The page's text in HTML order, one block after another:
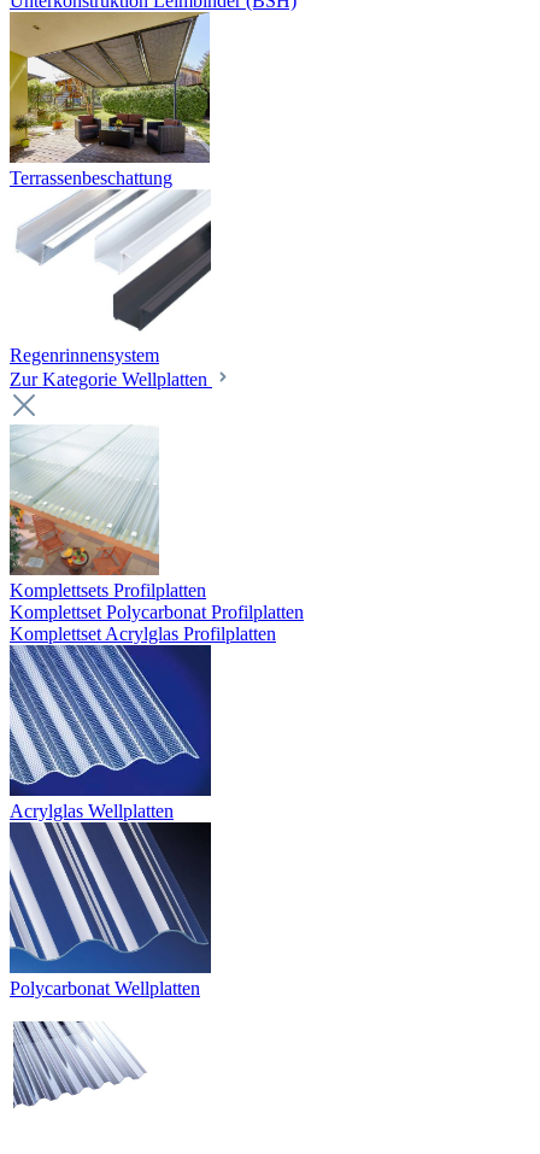
Terrassenbeschattung
Regenrinnensystem
Zur Kategorie Wellplatten
Komplettsets Profilplatten
Komplettset Polycarbonat Profilplatten
Komplettset Acrylglas Profilplatten
Acrylglas Wellplatten
Polycarbonat Wellplatten